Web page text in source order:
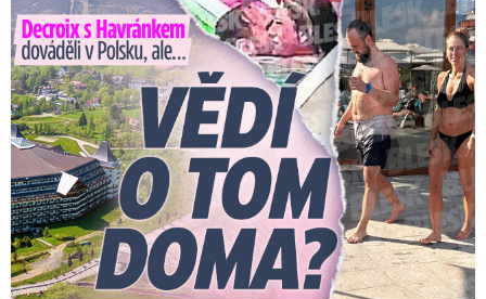
Decroix s Havránkem dováděli v Polsku, ale… Vědí o tom doma?